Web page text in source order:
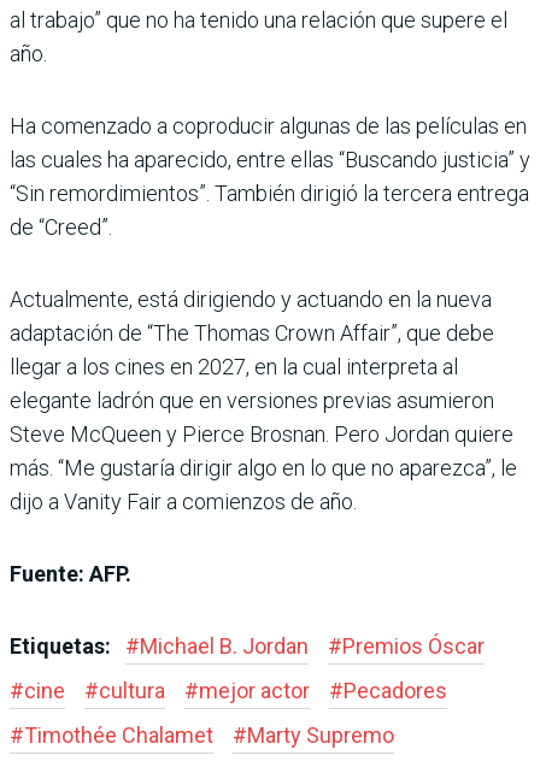
al trabajo” que no ha tenido una relación que supere el
año.
Ha comenzado a coproducir algunas de las películas en
las cuales ha aparecido, entre ellas “Buscando justicia” y
“Sin remordimientos”. También dirigió la tercera entrega
de “Creed”.
Actualmente, está dirigiendo y actuando en la nueva
adaptación de “The Thomas Crown Affair”, que debe
llegar a los cines en 2027, en la cual interpreta al
elegante ladrón que en versiones previas asumieron
Steve McQueen y Pierce Brosnan. Pero Jordan quiere
más. “Me gustaría dirigir algo en lo que no aparezca”, le
dijo a Vanity Fair a comienzos de año.
Fuente: AFP.
Etiquetas: #Michael B. Jordan #Premios Óscar
#cine #cultura #mejor actor #Pecadores
#Timothée Chalamet #Marty Supremo